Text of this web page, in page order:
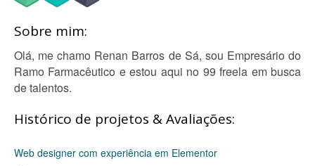
Sobre mim:
Olá, me chamo Renan Barros de Sá, sou Empresário do
Ramo Farmacêutico e estou aqui no 99 freela em busca
de talentos.
Histórico de projetos & Avaliações:
Web designer com experiência em Elementor